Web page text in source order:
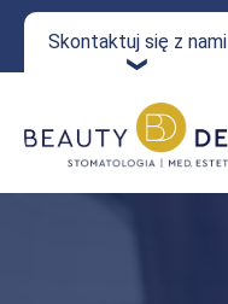
Skontaktuj się z nami